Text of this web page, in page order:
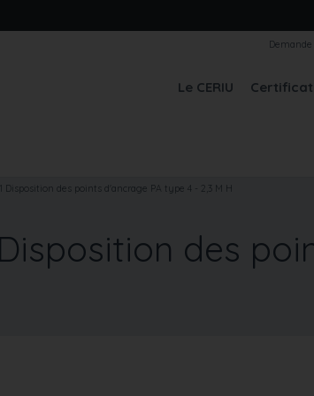
Le CERIU
01 Disposition des points d'ancrage PA type 4 - 2,3 M H
Disposition des